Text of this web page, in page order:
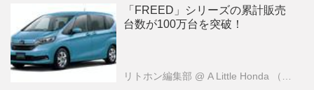
「FREED」シリーズの累計販売
台数が100万台を突破！
リトホン編集部 @ A Little Honda （ア・リトル・ホンダ）編集部